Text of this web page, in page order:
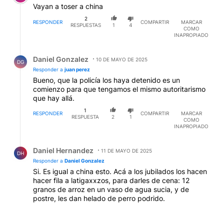
Vayan a toser a china
RESPONDER
2
RESPUESTAS
1 4
COMPARTIR
MARCAR
COMO
INAPROPIADO
DG Daniel Gonzalez
10 DE MAYO DE 2025
Responder a juan perez
Bueno, que la policía los haya detenido es un
comienzo para que tengamos el mismo autoritarismo
que hay allá.
RESPONDER
1
RESPUESTA
2 1
COMPARTIR
MARCAR
COMO
INAPROPIADO
DH Daniel Hernandez
11 DE MAYO DE 2025
Responder a Daniel Gonzalez
Si. Es igual a china esto. Acá a los jubilados los hacen
hacer fila a latigaxxzos, para darles de cena: 12
granos de arroz en un vaso de agua sucia, y de
postre, les dan helado de perro podrido.